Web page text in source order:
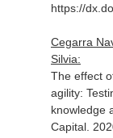
https://
Cegarra
Silvia:
The effect
agility:
knowledge
Capital.